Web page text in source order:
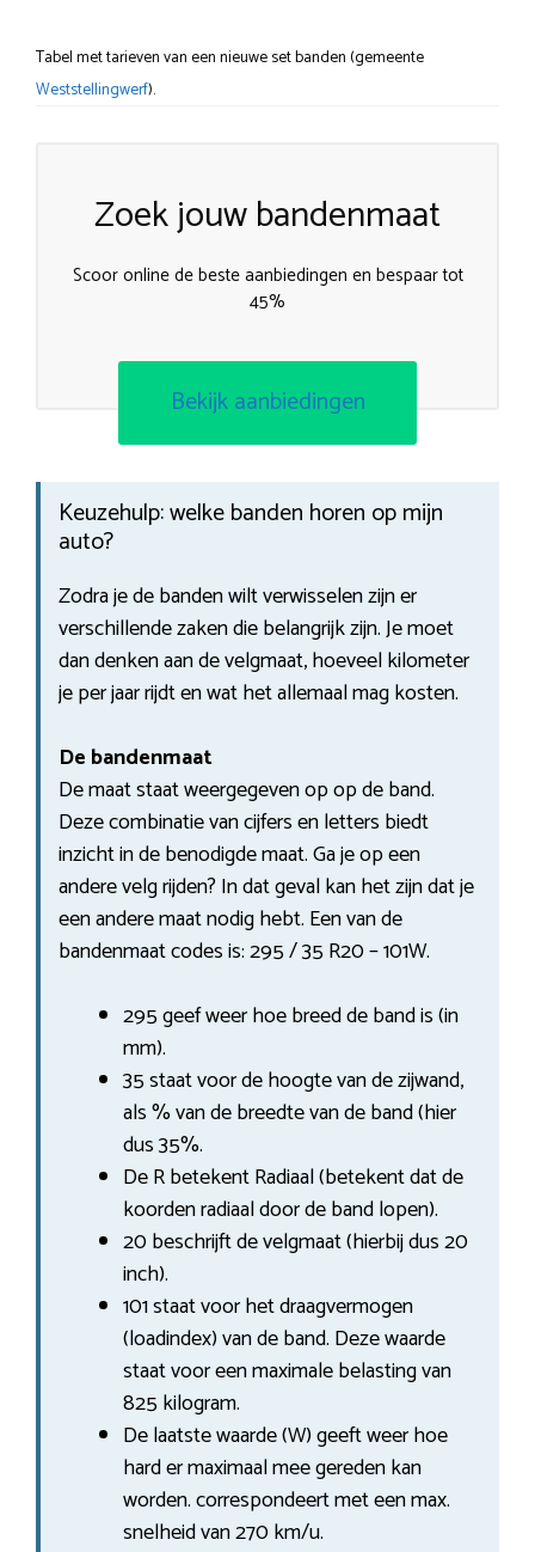
Tabel met tarieven van een nieuwe set banden (gemeente
Weststellingwerf).
Zoek jouw bandenmaat
Scoor online de beste aanbiedingen en bespaar tot
45%
Bekijk aanbiedingen
Keuzehulp: welke banden horen op mijn
auto?
Zodra je de banden wilt verwisselen zijn er
verschillende zaken die belangrijk zijn. Je moet
dan denken aan de velgmaat, hoeveel kilometer
je per jaar rijdt en wat het allemaal mag kosten.
De bandenmaat
De maat staat weergegeven op op de band.
Deze combinatie van cijfers en letters biedt
inzicht in de benodigde maat. Ga je op een
andere velg rijden? In dat geval kan het zijn dat je
een andere maat nodig hebt. Een van de
bandenmaat codes is: 295 / 35 R20 – 101W.
295 geef weer hoe breed de band is (in
mm).
35 staat voor de hoogte van de zijwand,
als % van de breedte van de band (hier
dus 35%.
De R betekent Radiaal (betekent dat de
koorden radiaal door de band lopen).
20 beschrijft de velgmaat (hierbij dus 20
inch).
101 staat voor het draagvermogen
(loadindex) van de band. Deze waarde
staat voor een maximale belasting van
825 kilogram.
De laatste waarde (W) geeft weer hoe
hard er maximaal mee gereden kan
worden. correspondeert met een max.
snelheid van 270 km/u.